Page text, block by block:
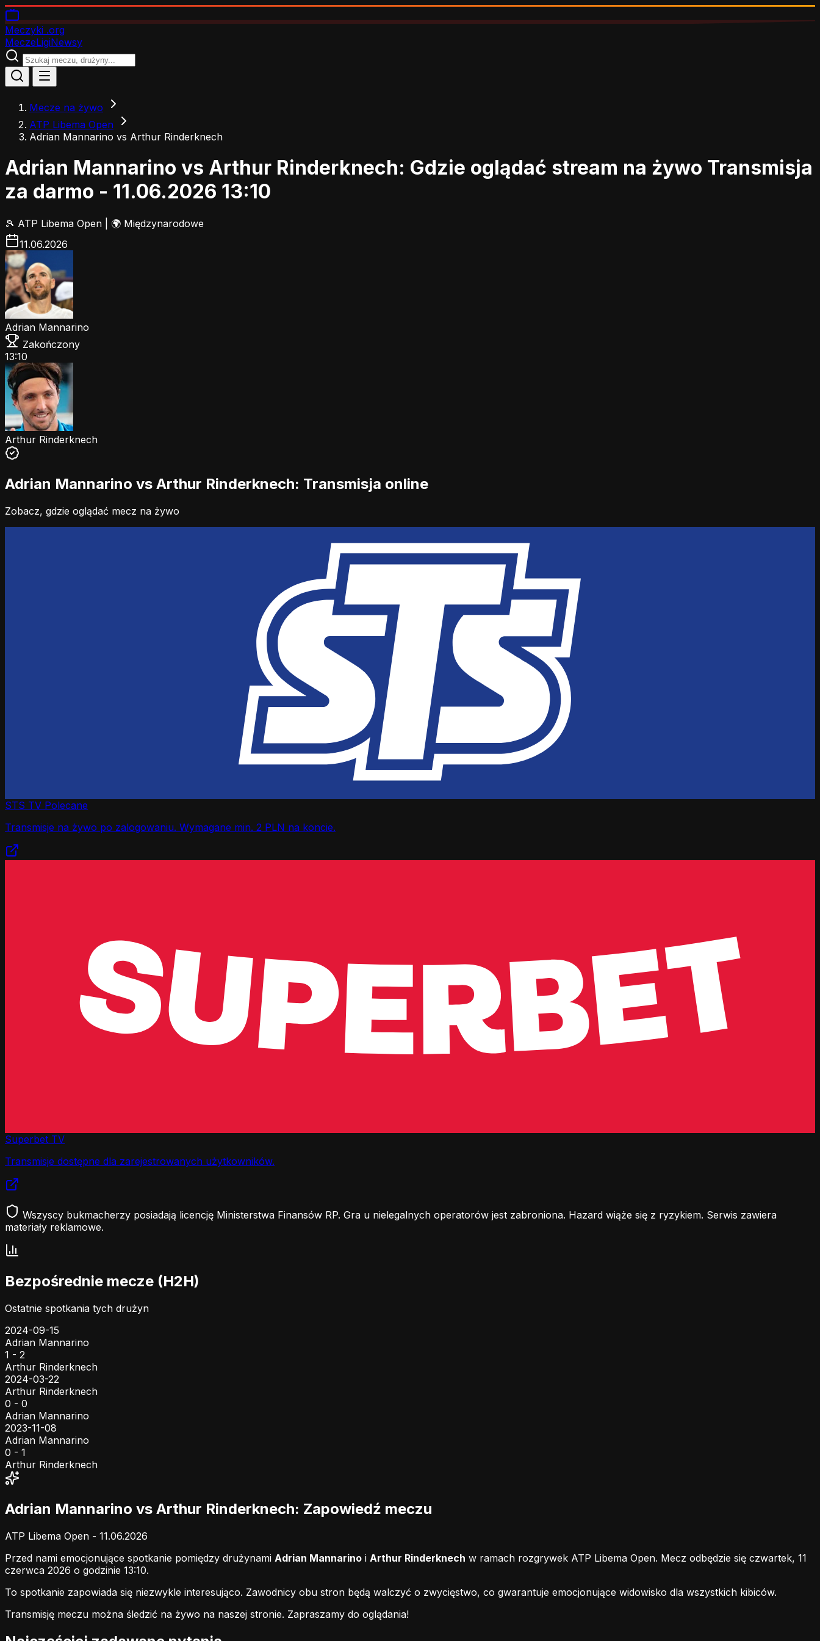
Meczyki .org
MeczeLigiNewsy
Mecze na żywo
ATP Libema Open
Adrian Mannarino vs Arthur Rinderknech
Adrian Mannarino vs Arthur Rinderknech: Gdzie oglądać stream na żywo Transmisja
za darmo - 11.06.2026 13:10
🎾 ATP Libema Open
🌍 Międzynarodowe
11.06.2026
Adrian Mannarino
Zakończony
13:10
Arthur Rinderknech
Adrian Mannarino vs Arthur Rinderknech: Transmisja online
Zobacz, gdzie oglądać mecz na żywo
STS TV Polecane
Transmisje na żywo po zalogowaniu. Wymagane min. 2 PLN na koncie.
Superbet TV
Transmisje dostępne dla zarejestrowanych użytkowników.
Wszyscy bukmacherzy posiadają licencję Ministerstwa Finansów RP. Gra u nielegalnych operatorów jest zabroniona. Hazard wiąże się z ryzykiem. Serwis zawiera
materiały reklamowe.
Bezpośrednie mecze (H2H)
Ostatnie spotkania tych drużyn
2024-09-15
Adrian Mannarino
1 - 2
Arthur Rinderknech
2024-03-22
Arthur Rinderknech
0 - 0
Adrian Mannarino
2023-11-08
Adrian Mannarino
0 - 1
Arthur Rinderknech
Adrian Mannarino vs Arthur Rinderknech: Zapowiedź meczu
ATP Libema Open - 11.06.2026
Przed nami emocjonujące spotkanie pomiędzy drużynami Adrian Mannarino i Arthur Rinderknech w ramach rozgrywek ATP Libema Open. Mecz odbędzie się czwartek, 11
czerwca 2026 o godzinie 13:10.
To spotkanie zapowiada się niezwykle interesująco. Zawodnicy obu stron będą walczyć o zwycięstwo, co gwarantuje emocjonujące widowisko dla wszystkich kibiców.
Transmisję meczu można śledzić na żywo na naszej stronie. Zapraszamy do oglądania!